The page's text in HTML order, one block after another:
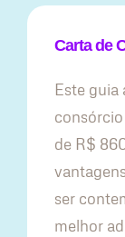
Carta de
Este guia
de R$
ser
melhor